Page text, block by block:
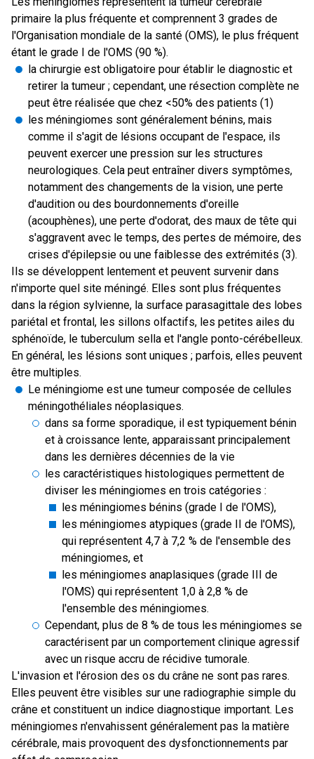
primaire la plus fréquente et comprennent 3 grades de
l'Organisation mondiale de la santé (OMS), le plus fréquent
étant le grade I de l'OMS (90 %).
la chirurgie est obligatoire pour établir le diagnostic et
retirer la tumeur ; cependant, une résection complète ne
peut être réalisée que chez <50% des patients (1)
les méningiomes sont généralement bénins, mais
comme il s'agit de lésions occupant de l'espace, ils
peuvent exercer une pression sur les structures
neurologiques. Cela peut entraîner divers symptômes,
notamment des changements de la vision, une perte
d'audition ou des bourdonnements d'oreille
(acouphènes), une perte d'odorat, des maux de tête qui
s'aggravent avec le temps, des pertes de mémoire, des
crises d'épilepsie ou une faiblesse des extrémités (3).
Ils se développent lentement et peuvent survenir dans
n'importe quel site méningé. Elles sont plus fréquentes
dans la région sylvienne, la surface parasagittale des lobes
pariétal et frontal, les sillons olfactifs, les petites ailes du
sphénoïde, le tuberculum sella et l'angle ponto-cérébelleux.
En général, les lésions sont uniques ; parfois, elles peuvent
être multiples.
Le méningiome est une tumeur composée de cellules
méningothéliales néoplasiques.
dans sa forme sporadique, il est typiquement bénin
et à croissance lente, apparaissant principalement
dans les dernières décennies de la vie
les caractéristiques histologiques permettent de
diviser les méningiomes en trois catégories :
les méningiomes bénins (grade I de l'OMS),
les méningiomes atypiques (grade II de l'OMS),
qui représentent 4,7 à 7,2 % de l'ensemble des
méningiomes, et
les méningiomes anaplasiques (grade III de
l'OMS) qui représentent 1,0 à 2,8 % de
l'ensemble des méningiomes.
Cependant, plus de 8 % de tous les méningiomes se
caractérisent par un comportement clinique agressif
avec un risque accru de récidive tumorale.
L'invasion et l'érosion des os du crâne ne sont pas rares.
Elles peuvent être visibles sur une radiographie simple du
crâne et constituent un indice diagnostique important. Les
méningiomes n'envahissent généralement pas la matière
cérébrale, mais provoquent des dysfonctionnements par